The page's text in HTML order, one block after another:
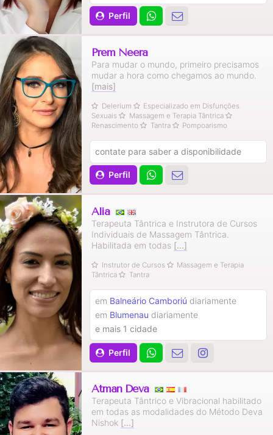
Perfil
Prem Neera
Para mudar o mundo, primeiro precisamos
mudar a hora como chegamos ao mundo.
[mais]
Delerium
Especializado em Disfunções
Sexuais
Massagem e Terapia Tântrica
Renascimento
Tantra Pompoarismo
Perfil
contate para saber a disponibilidade
Alia
Terapeuta Tântrica e Instrutora de Cursos
Individuais de Massagem Tântrica.
Habilitada em todas [...]
Instrutor de Cursos
Massagem e Terapia
Tântrica
Tantra
Perfil
em Balneário Camboriú diariamente
em Blumenau diariamente
e mais 1 cidade
Atman Deva
Terapeuta Tântrico e Vibracional habilitado
em todas as modalidades do Método Deva
Nishok [...]